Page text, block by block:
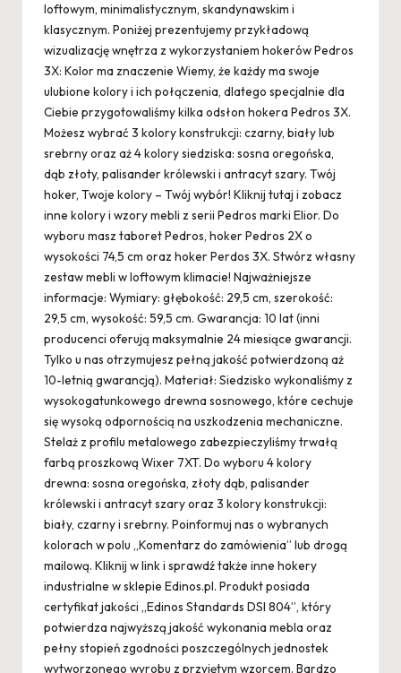
loftowym, minimalistycznym, skandynawskim i
klasycznym. Poniżej prezentujemy przykładową
wizualizację wnętrza z wykorzystaniem hokerów Pedros
3X: Kolor ma znaczenie Wiemy, że każdy ma swoje
ulubione kolory i ich połączenia, dlatego specjalnie dla
Ciebie przygotowaliśmy kilka odsłon hokera Pedros 3X.
Możesz wybrać 3 kolory konstrukcji: czarny, biały lub
srebrny oraz aż 4 kolory siedziska: sosna oregońska,
dąb złoty, palisander królewski i antracyt szary. Twój
hoker, Twoje kolory – Twój wybór! Kliknij tutaj i zobacz
inne kolory i wzory mebli z serii Pedros marki Elior. Do
wyboru masz taboret Pedros, hoker Pedros 2X o
wysokości 74,5 cm oraz hoker Perdos 3X. Stwórz własny
zestaw mebli w loftowym klimacie! Najważniejsze
informacje: Wymiary: głębokość: 29,5 cm, szerokość:
29,5 cm, wysokość: 59,5 cm. Gwarancja: 10 lat (inni
producenci oferują maksymalnie 24 miesiące gwarancji.
Tylko u nas otrzymujesz pełną jakość potwierdzoną aż
10-letnią gwarancją). Materiał: Siedzisko wykonaliśmy z
wysokogatunkowego drewna sosnowego, które cechuje
się wysoką odpornością na uszkodzenia mechaniczne.
Stelaż z profilu metalowego zabezpieczyliśmy trwałą
farbą proszkową Wixer 7XT. Do wyboru 4 kolory
drewna: sosna oregońska, złoty dąb, palisander
królewski i antracyt szary oraz 3 kolory konstrukcji:
biały, czarny i srebrny. Poinformuj nas o wybranych
kolorach w polu „Komentarz do zamówienia” lub drogą
mailową. Kliknij w link i sprawdź także inne hokery
industrialne w sklepie Edinos.pl. Produkt posiada
certyfikat jakości „Edinos Standards DSI 804”, który
potwierdza najwyższą jakość wykonania mebla oraz
pełny stopień zgodności poszczególnych jednostek
wytworzonego wyrobu z przyjętym wzorcem. Bardzo